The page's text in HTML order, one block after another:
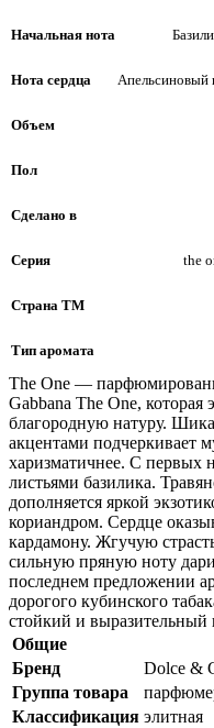
Начальная нота
Нота сердца Апельсиновый
Объем
Пол
Сделано в
Серия the
Страна ТМ
Тип аромата
The One —
Gabbana The One, которая
благородную натуру.
акцентами подчеркивает
харизматичнее. С первых
листьями базилика.
дополняется яркой
кориандром. Сердце
кардамону. Жгучую
сильную пряную ноту
последнем предложении
дорогого кубинского
стойкий и
Общие
Бренд
Dolce &
Группа товара
Классификация элитная